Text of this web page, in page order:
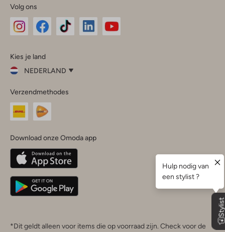
Volg ons
InstagramFacebook
Kies je land
NEDERLAND
je
land
Nederland
Belgique(Français)
Deutschland
Verzendmethodes
Download onze Omoda app
*Dit geldt alleen voor items die op voorraad zijn. Check voor de